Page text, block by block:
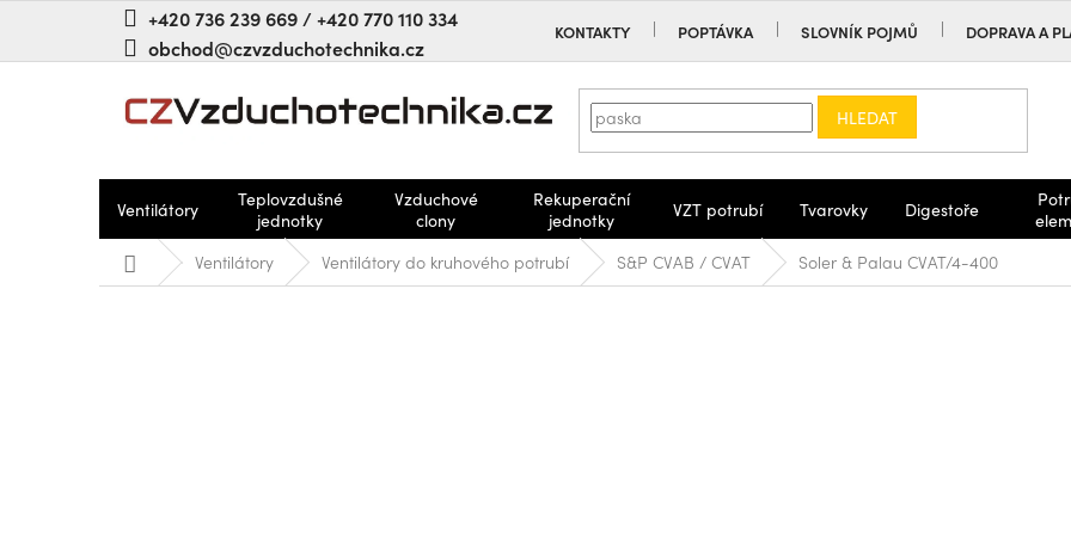
+420 736 239 669 / +420 770 110 334
obchod@czvzduchotechnika.cz
KONTAKTY POPTÁVKA SLOVNÍK POJMŮ DOPRAVA A
HLEDAT
Ventilátory
Teplovzdušné
jednotky
Vzduchové
clony
Rekuperační
jednotky
VZT potrubí Tvarovky Digestoře
Domů Ventilátory Ventilátory do kruhového potrubí S&P CVAB / CVAT Soler & Palau CVAT/4-400